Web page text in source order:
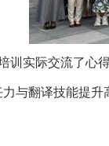
训实际交流了心
与翻译技能提